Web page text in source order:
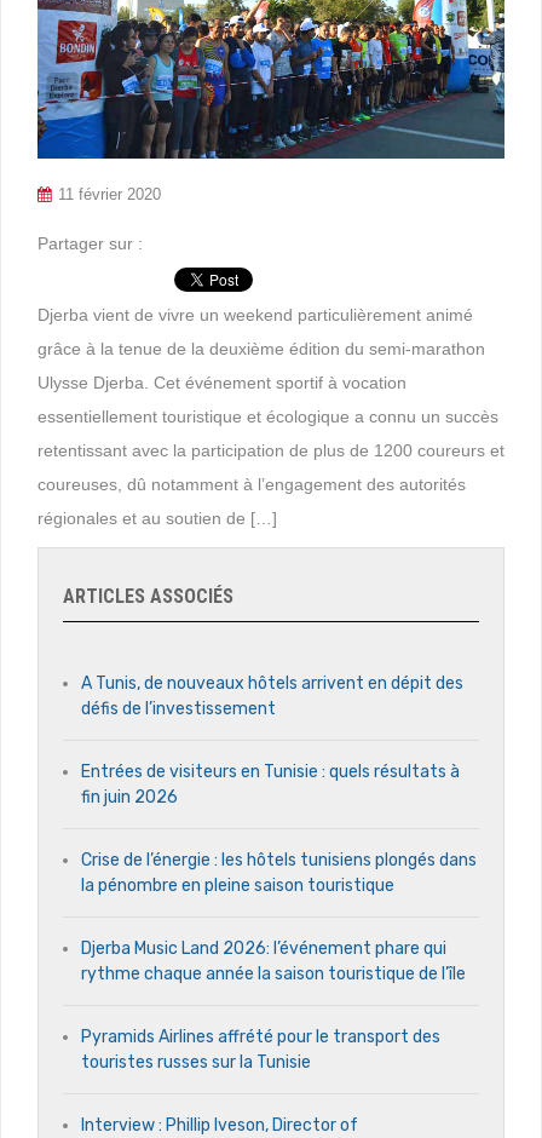
11 février 2020
Partager sur :
Djerba vient de vivre un weekend particulièrement animé
grâce à la tenue de la deuxième édition du semi-marathon
Ulysse Djerba. Cet événement sportif à vocation
essentiellement touristique et écologique a connu un succès
retentissant avec la participation de plus de 1200 coureurs et
coureuses, dû notamment à l’engagement des autorités
régionales et au soutien de […]
ARTICLES ASSOCIÉS
A Tunis, de nouveaux hôtels arrivent en dépit des
défis de l’investissement
Entrées de visiteurs en Tunisie : quels résultats à
fin juin 2026
Crise de l’énergie : les hôtels tunisiens plongés dans
la pénombre en pleine saison touristique
Djerba Music Land 2026: l’événement phare qui
rythme chaque année la saison touristique de l’île
Pyramids Airlines affrété pour le transport des
touristes russes sur la Tunisie
Interview : Phillip Iveson, Director of